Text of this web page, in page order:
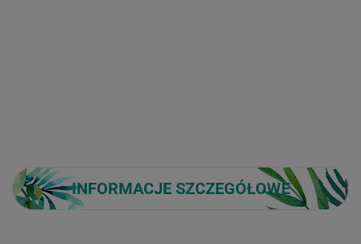
INFORMACJE SZCZEGÓŁOWE